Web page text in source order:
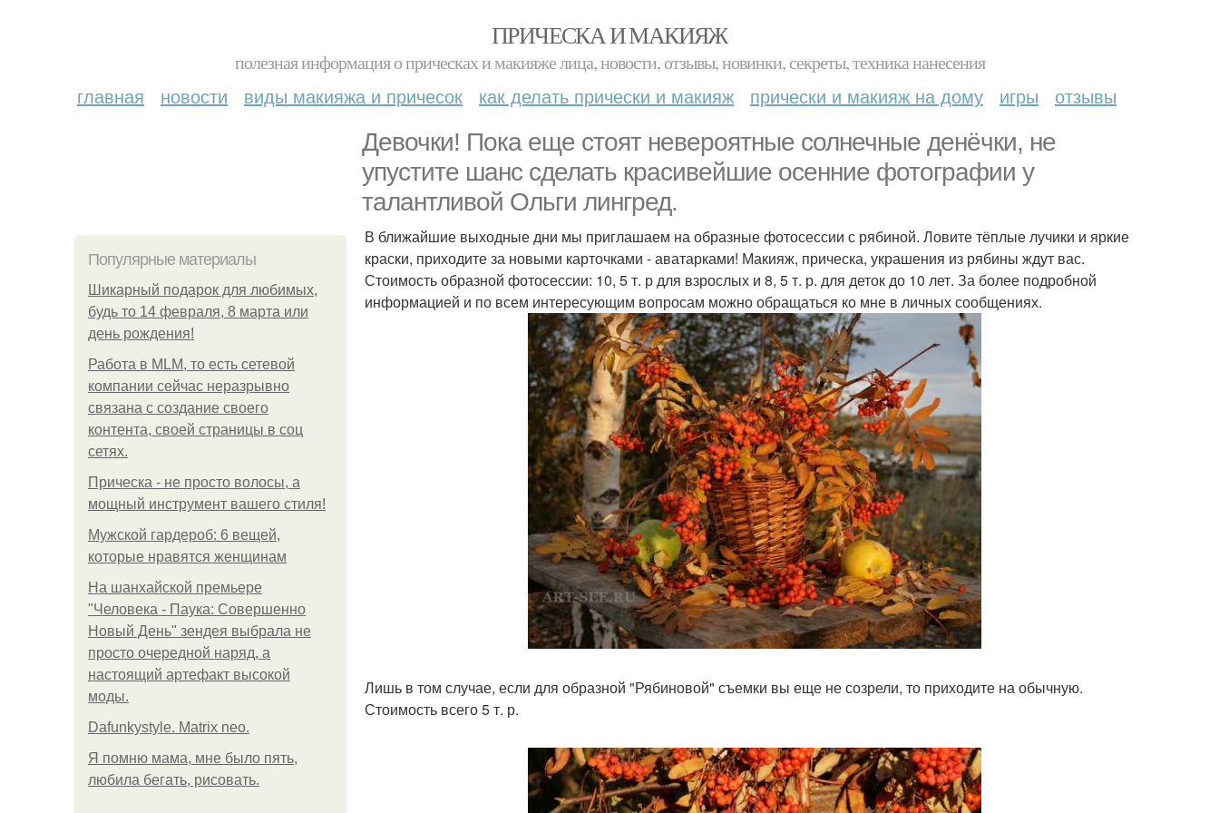
ПРИЧЕСКА И МАКИЯЖ
полезная информация о прическах и макияже лица, новости, отзывы, новинки, секреты, техника нанесения
главная новости виды макияжа и причесок как делать прически и макияж прически и макияж на дому игры отзывы
Девочки! Пока еще стоят невероятные солнечные денёчки, не
упустите шанс сделать красивейшие осенние фотографии у
талантливой Ольги лингред.
Популярные материалы
Шикарный подарок для любимых,
будь то 14 февраля, 8 марта или
день рождения!
Работа в MLM, то есть сетевой
компании сейчас неразрывно
связана с создание своего
контента, своей страницы в соц
сетях.
Прическа - не просто волосы, а
мощный инструмент вашего стиля!
Мужской гардероб: 6 вещей,
которые нравятся женщинам
На шанхайской премьере
"Человека - Паука: Совершенно
Новый День" зендея выбрала не
просто очередной наряд, а
настоящий артефакт высокой
моды.
Dafunkystyle. Matrix neo.
Я помню мама, мне было пять,
любила бегать, рисовать.
В ближайшие выходные дни мы приглашаем на образные фотосессии с рябиной. Ловите тёплые лучики и яркие
краски, приходите за новыми карточками - аватарками! Макияж, прическа, украшения из рябины ждут вас.
Стоимость образной фотосессии: 10, 5 т. р для взрослых и 8, 5 т. р. для деток до 10 лет. За более подробной
информацией и по всем интересующим вопросам можно обращаться ко мне в личных сообщениях.
Лишь в том случае, если для образной "Рябиновой" съемки вы еще не созрели, то приходите на обычную.
Стоимость всего 5 т. р.